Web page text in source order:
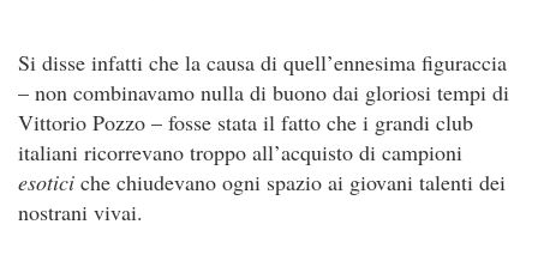
Si disse infatti che la causa di quell’ennesima figuraccia
– non combinavamo nulla di buono dai gloriosi tempi di
Vittorio Pozzo – fosse stata il fatto che i grandi club
italiani ricorrevano troppo all’acquisto di campioni
esotici che chiudevano ogni spazio ai giovani talenti dei
nostrani vivai.